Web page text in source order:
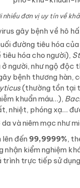
nhiều đơn vị uy tín về
gây bệnh về hô
đường tiêu hóa
hóa cho người),
người, như ngộ
bệnh thương hàn,
(thường tồn tại
khuẩn máu…),
nhiệt, phóng xạ…
và niêm mạc như
lên đến 99,9999%,
nhận kiểm nghiệm
trình trực tiếp sử